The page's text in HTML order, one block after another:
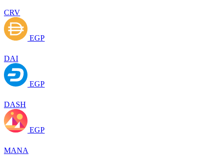
CRV
EGP
DAI
EGP
DASH
EGP
MANA